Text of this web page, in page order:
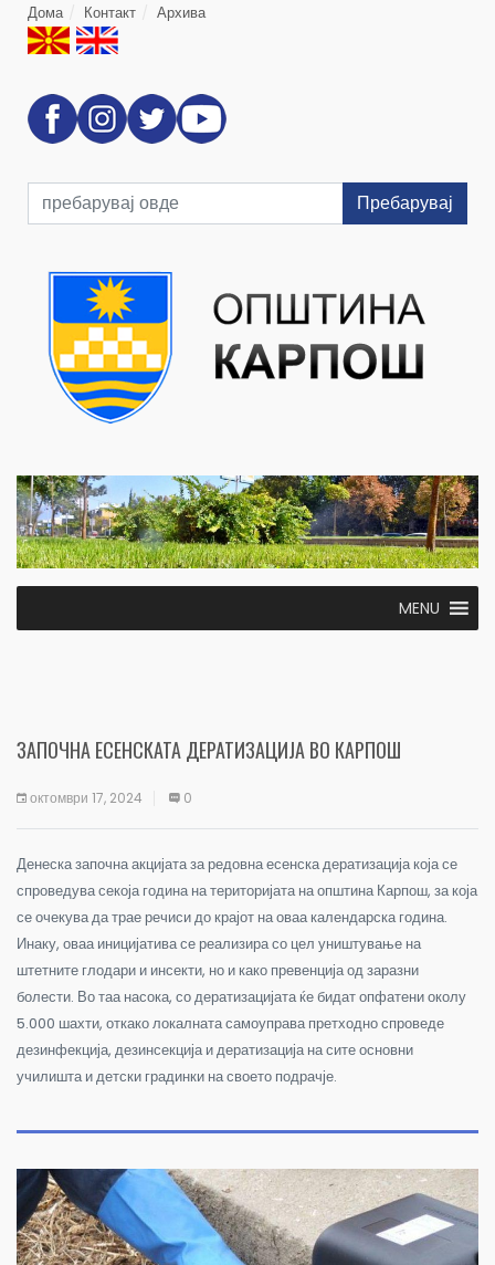
Дома Контакт Архива
Пребарувај
MENU
ЗАПОЧНА ЕСЕНСКАТА ДЕРАТИЗАЦИЈА ВО КАРПОШ
октомври 17, 2024 0
Денеска започна акцијата за редовна есенска дератизација која се
спроведува секоја година на територијата на општина Карпош, за која
се очекува да трае речиси до крајот на оваа календарска година.
Инаку, оваа иницијатива се реализира со цел уништување на
штетните глодари и инсекти, но и како превенција од заразни
болести. Во таа насока, со дератизацијата ќе бидат опфатени околу
5.000 шахти, откако локалната самоуправа претходно спроведе
дезинфекција, дезинсекција и дератизација на сите основни
училишта и детски градинки на своето подрачје.